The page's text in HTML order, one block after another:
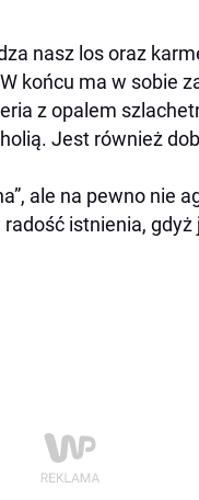
nasz los oraz
końcu ma w sobie
z opalem
Jest również
ale na pewno nie
istnienia,